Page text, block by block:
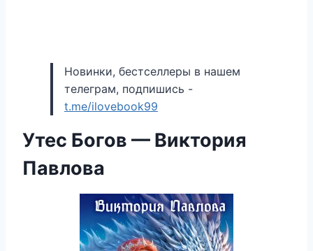
Новинки, бестселлеры в нашем
телеграм, подпишись -
t.me/ilovebook99
Утес Богов — Виктория
Павлова